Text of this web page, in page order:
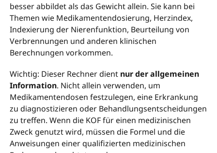
besser abbildet als das Gewicht allein. Sie kann bei
Themen wie Medikamentendosierung, Herzindex,
Indexierung der Nierenfunktion, Beurteilung von
Verbrennungen und anderen klinischen
Berechnungen vorkommen.
Wichtig: Dieser Rechner dient nur der allgemeinen
Information. Nicht allein verwenden, um
Medikamentendosen festzulegen, eine Erkrankung
zu diagnostizieren oder Behandlungsentscheidungen
zu treffen. Wenn die KOF für einen medizinischen
Zweck genutzt wird, müssen die Formel und die
Anweisungen einer qualifizierten medizinischen